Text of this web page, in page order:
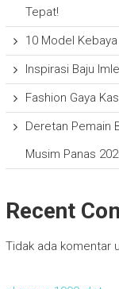
Tepat!
10 Model
Inspirasi Baju
Fashion Gaya
Deretan Pemain
Musim Panas
Recent
Tidak ada komentar